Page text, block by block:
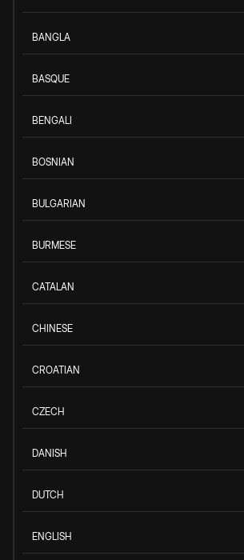
BANGLA
BASQUE
BENGALI
BOSNIAN
BULGARIAN
BURMESE
CATALAN
CHINESE
CROATIAN
CZECH
DANISH
DUTCH
ENGLISH